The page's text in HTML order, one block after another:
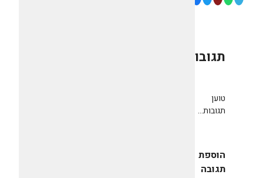
תגובות
טוען
תגובות...
הוספת
תגובה